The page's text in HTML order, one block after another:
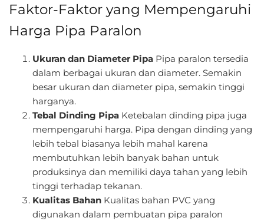
Faktor-Faktor yang Mempengaruhi
Harga Pipa Paralon
Ukuran dan Diameter Pipa Pipa paralon tersedia
dalam berbagai ukuran dan diameter. Semakin
besar ukuran dan diameter pipa, semakin tinggi
harganya.
Tebal Dinding Pipa Ketebalan dinding pipa juga
mempengaruhi harga. Pipa dengan dinding yang
lebih tebal biasanya lebih mahal karena
membutuhkan lebih banyak bahan untuk
produksinya dan memiliki daya tahan yang lebih
tinggi terhadap tekanan.
Kualitas Bahan Kualitas bahan PVC yang
digunakan dalam pembuatan pipa paralon